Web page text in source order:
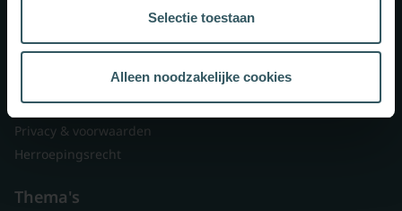
Selectie toestaan
Alleen noodzakelijke cookies
Nieuwsbrieven
Branded content
Privacy & voorwaarden
Herroepingsrecht
Thema's